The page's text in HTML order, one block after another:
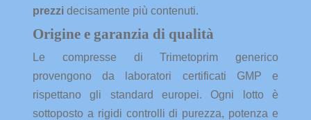
prezzidecisamente più contenuti.
Origine e garanzia di qualità
Le compresse di Trimetoprim generico
provengono da laboratori certificati GMP e
rispettano gli standard europei. Ogni lotto è
sottoposto a rigidi controlli di purezza, potenza e